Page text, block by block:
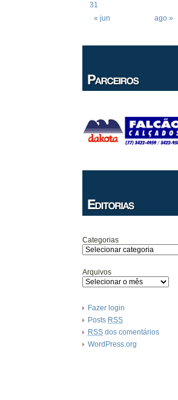
« jun ago »
31
Categorias
Arquivos
Fazer login
Posts RSS
RSS dos comentários
WordPress.org